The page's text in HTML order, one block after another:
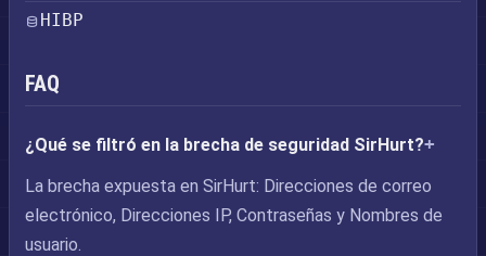
HIBP
FAQ
¿Qué se filtró en la brecha de seguridad SirHurt?
La brecha expuesta en SirHurt: Direcciones de correo
electrónico, Direcciones IP, Contraseñas y Nombres de
usuario.